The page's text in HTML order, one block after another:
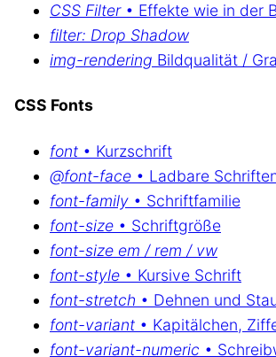
CSS Filter• Effekte wie in der
filter: Drop Shadow
img-rendering Bildqualität /
CSS Fonts
font • Kurzschrift
@font-face • Ladbare
font-family • Schriftfamilie
font-size • Schriftgröße
font-size em / rem / vw
font-style • Kursive Schrift
font-stretch • Dehnen und
font-variant • Kapitälchen,
font-variant-numeric •